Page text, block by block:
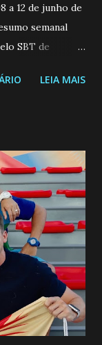
a 12 de junho de
semanal
SBT de
26 a 14/06/26
o tipo de
a vida. Camila
seria o
Manuel avisa a
com Joana.
pelo
que ele poderia
a Gabriel
que está
LEIA MAIS